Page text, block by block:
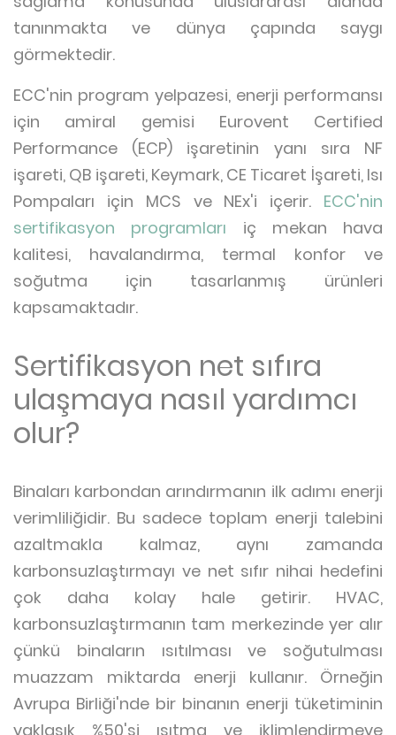
tanınmakta ve dünya çapında saygı
görmektedir.
ECC'nin program yelpazesi, enerji performansı
için amiral gemisi Eurovent Certified
Performance (ECP) işaretinin yanı sıra NF
işareti, QB işareti, Keymark, CE Ticaret İşareti, Isı
Pompaları için MCS ve NEx'i içerir. ECC'nin
sertifikasyon programları iç mekan hava
kalitesi, havalandırma, termal konfor ve
soğutma için tasarlanmış ürünleri
kapsamaktadır.
Sertifikasyon net sıfıra
ulaşmaya nasıl yardımcı
olur?
Binaları karbondan arındırmanın ilk adımı enerji
verimliliğidir. Bu sadece toplam enerji talebini
azaltmakla kalmaz, aynı zamanda
karbonsuzlaştırmayı ve net sıfır nihai hedefini
çok daha kolay hale getirir. HVAC,
karbonsuzlaştırmanın tam merkezinde yer alır
çünkü binaların ısıtılması ve soğutulması
muazzam miktarda enerji kullanır. Örneğin
Avrupa Birliği'nde bir binanın enerji tüketiminin
yaklaşık %50'si ısıtma ve iklimlendirmeye